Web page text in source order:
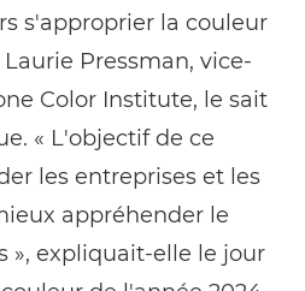
s'approprier la couleur
Pressman, vice-
Color Institute, le sait
« L'objectif de ce
les entreprises et les
appréhender le
», expliquait-elle le jour